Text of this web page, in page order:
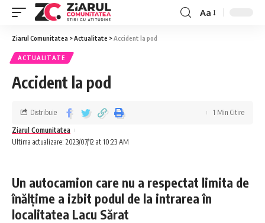
Aa
Ziarul Comunitatea >Actualitate >Accident la pod
ACTUALITATE
Accident la pod
Ultima actualizare: 2023/07/12 at 10:23 AM
Ziarul Comunitatea
Distribuie 1 Min Citire
Un autocamion care nu a respectat limita de
înălțime a izbit podul de la intrarea în
localitatea Lacu Sărat